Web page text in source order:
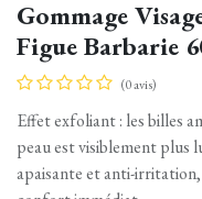
Gommage
Figue Barbarie
(0 avis)
Effet exfoliant : les billes
peau est visiblement plus
apaisante et anti-